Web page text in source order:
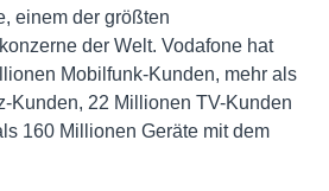
einem der größten
der Welt. Vodafone hat
Mobilfunk-Kunden, mehr als
Kunden, 22 Millionen TV-Kunden
160 Millionen Geräte mit dem